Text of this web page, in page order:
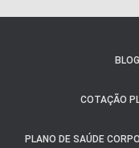
BLOG
COTAÇÃO
PLANO DE SAÚDE